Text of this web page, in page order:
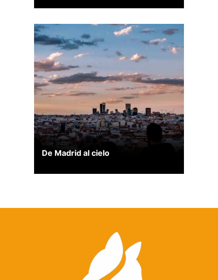
De Madrid al cielo